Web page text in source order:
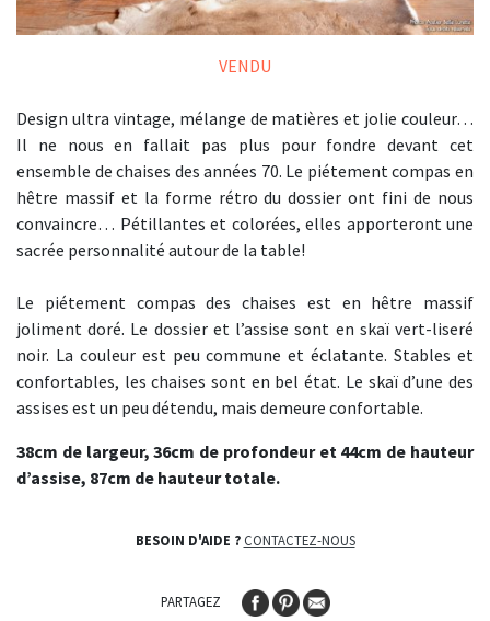
VENDU
Design ultra vintage, mélange de matières et jolie couleur…
Il ne nous en fallait pas plus pour fondre devant cet
ensemble de chaises des années 70. Le piétement compas en
hêtre massif et la forme rétro du dossier ont fini de nous
convaincre… Pétillantes et colorées, elles apporteront une
sacrée personnalité autour de la table!
Le piétement compas des chaises est en hêtre massif
joliment doré. Le dossier et l’assise sont en skaï vert-liseré
noir. La couleur est peu commune et éclatante. Stables et
confortables, les chaises sont en bel état. Le skaï d’une des
assises est un peu détendu, mais demeure confortable.
38cm de largeur, 36cm de profondeur et 44cm de hauteur
d’assise, 87cm de hauteur totale.
BESOIN D'AIDE ? CONTACTEZ-NOUS
PARTAGEZ